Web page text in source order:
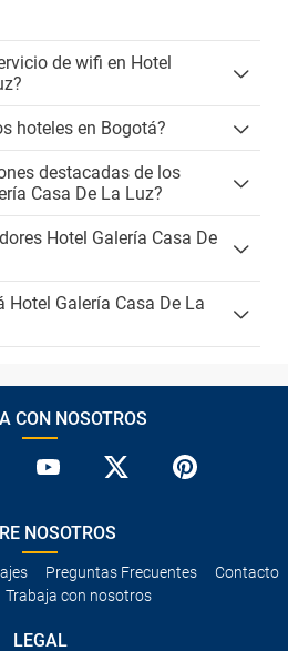
de wifi en Hotel
hoteles en Bogotá?
destacadas de los
Casa De La Luz?
Hotel Galería Casa De
Hotel Galería Casa De La
CON NOSOTROS
NOSOTROS
Preguntas Frecuentes
Contacto
Trabaja con nosotros
LEGAL